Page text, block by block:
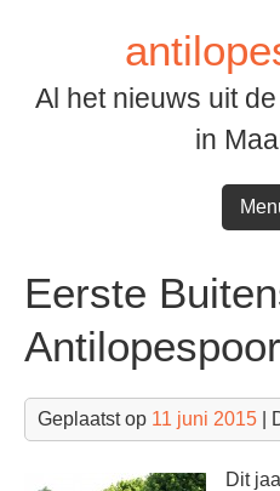
Al het nieuws uit
in
Eerste
Geplaatst op 11 juni 2015 |
Dit